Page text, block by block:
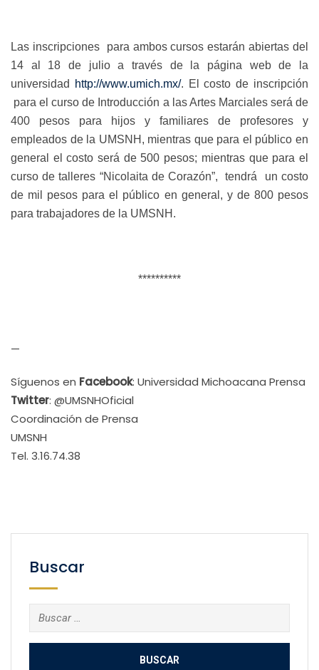
Las inscripciones para ambos cursos estarán abiertas del
14 al 18 de julio a través de la página web de la
universidad
http://www.umich.mx/. El costo de inscripción
para el curso de Introducción a las Artes Marciales será de
400 pesos para hijos y familiares de profesores y
empleados de la UMSNH, mientras que para el público en
general el costo será de 500 pesos; mientras que para el
curso de talleres “Nicolaita de Corazón”, tendrá un costo
de mil pesos para el público en general, y de 800 pesos
para trabajadores de la UMSNH.
**********
—
Síguenos en Facebook: Universidad Michoacana Prensa
Twitter: @UMSNHOficial
Coordinación de Prensa
UMSNH
Tel. 3.16.74.38
Buscar
Buscar: